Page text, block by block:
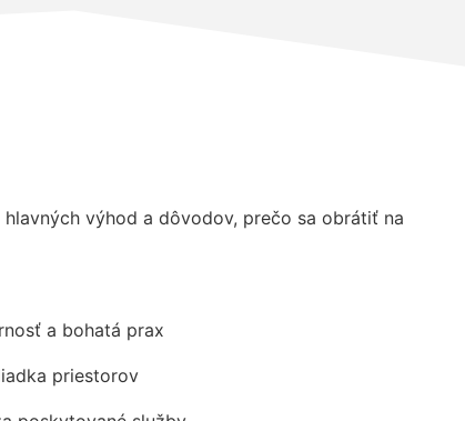
výhod a dôvodov, prečo sa obrátiť na
a bohatá prax
priestorov